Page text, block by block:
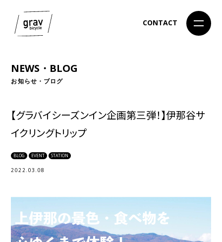
CONTACT
NEWS・BLOG
お知らせ・ブログ
【グラバイシーズンイン企画第三弾！】伊那谷サ
イクリングトリップ
BLOG EVENT STATION
2022.03.08